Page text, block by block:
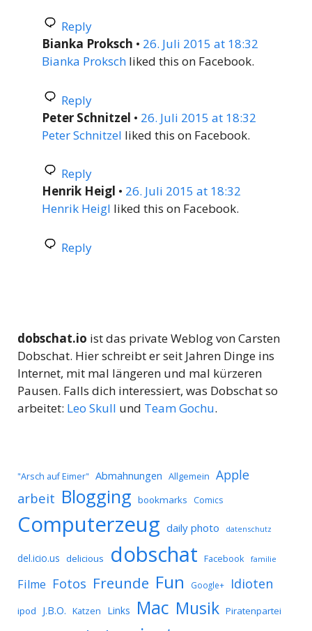
Reply
Bianka Proksch • 26. Juli 2015 at 18:32
Bianka Proksch liked this on Facebook.
Reply
Peter Schnitzel • 26. Juli 2015 at 18:32
Peter Schnitzel liked this on Facebook.
Reply
Henrik Heigl • 26. Juli 2015 at 18:32
Henrik Heigl liked this on Facebook.
Reply
dobschat.io ist das private Weblog von Carsten
Dobschat. Hier schreibt er seit Jahren Dinge ins
Internet, mit mal längeren und mal kürzeren
Pausen. Falls dich interessiert, was Dobschat so
arbeitet: Leo Skull und Team Gochu.
"Arsch auf Eimer" Abmahnungen Allgemein Apple
arbeit Blogging bookmarks Comics
Computerzeug daily photo datenschutz
del.icio.us delicious dobschat Facebook familie
Filme Fotos Freunde Fun Google+ Idioten
ipod J.B.O. Katzen Links Mac Musik Piratenpartei